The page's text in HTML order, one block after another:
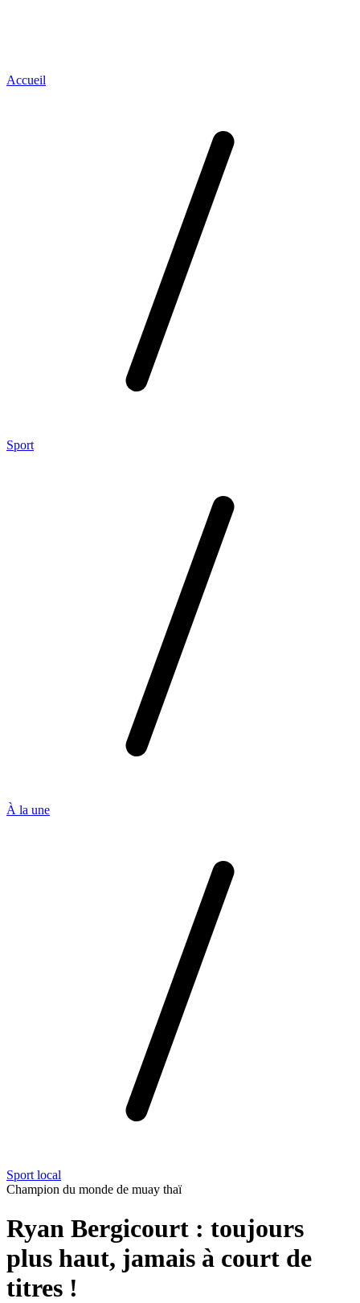
Accueil
Sport
À la une
Sport local
Champion du monde de muay thaï
Ryan Bergicourt : toujours
plus haut, jamais à court de
titres !